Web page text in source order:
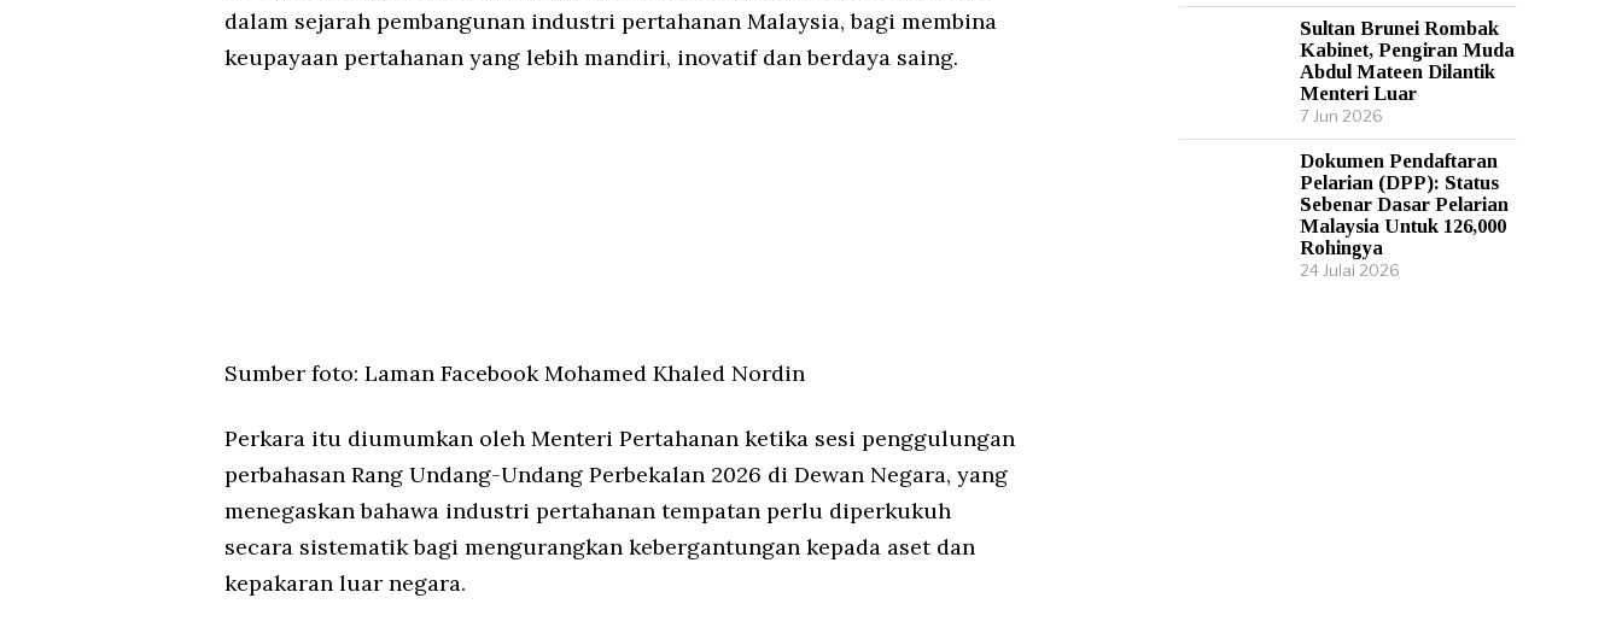
dalam sejarah pembangunan industri pertahanan Malaysia, bagi membina
keupayaan pertahanan yang lebih mandiri, inovatif dan berdaya saing.
Sumber foto: Laman Facebook Mohamed Khaled Nordin
Perkara itu diumumkan oleh Menteri Pertahanan ketika sesi penggulungan
perbahasan Rang Undang-Undang Perbekalan 2026 di Dewan Negara, yang
menegaskan bahawa industri pertahanan tempatan perlu diperkukuh
secara sistematik bagi mengurangkan kebergantungan kepada aset dan
kepakaran luar negara.
Sultan Brunei Rombak
Kabinet, Pengiran Muda
Abdul Mateen Dilantik
Menteri Luar
7 Jun 2026
Dokumen Pendaftaran
Pelarian (DPP): Status
Sebenar Dasar Pelarian
Malaysia Untuk 126,000
Rohingya
24 Julai 2026